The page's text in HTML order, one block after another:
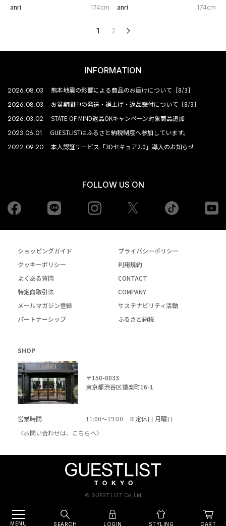
anri 174cm anri 174cm
1 2
INFORMATION
2026.08.03 熊本地震の影響による商品のお届けについて［8/3］
2026.08.03 お盆期間中の発送・裾上げ・返品受付について［8/3］
2026.03.02 STATE OF MIND返品OKキャンペーン対象商品追加
2023.06.01 GUESTLISTはふるさと納税制度へ参加しています。
2022.09.20 本人認証サービス「3Dセキュア2.0」導入のお知らせ
FOLLOW US ON
Facebook Instagram tiktok
ショッピングガイド
プライバシーポリシー
クッキーポリシー
利用規約
よくある質問
CONTACT
特定商取引法
COMPANY
メールマガジン登録
サステナビリティ活動
パートナーシップ
ふるさと納税
SHOP
〒150-0033
東京都渋谷区猿楽町16-1
営業時間
11:00～19:00 ※定休日 月曜日
〈お問い合わせは、
こちらへ〉
© GUEST LIST Co.,Ltd
MENU SEARCH LOGIN STYLING CART